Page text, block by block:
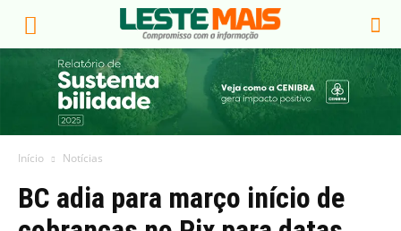
Início Notícias
BC adia para março início de